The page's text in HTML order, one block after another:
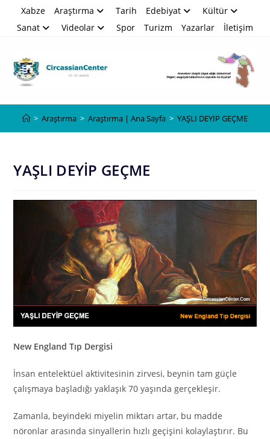
Xabze Araştırma Tarih Edebiyat
Kültür
Sanat
Videolar Spor Turizm Yazarlar İletişim
> Araştırma > Araştırma | Ana Sayfa > YAŞLI DEYİP GEÇME
YAŞLI DEYİP GEÇME
New England Tıp Dergisi
İnsan entelektüel aktivitesinin zirvesi, beynin tam güçle
çalışmaya başladığı yaklaşık 70 yaşında gerçekleşir.
Zamanla, beyindeki miyelin miktarı artar, bu madde
nöronlar arasında sinyallerin hızlı geçişini kolaylaştırır. Bu